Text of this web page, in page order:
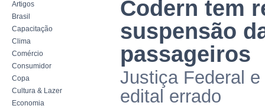
Artigos
Brasil
Capacitação
Clima
Comércio
Consumidor
Copa
Cultura & Lazer
Economia
Codern tem
suspensão
passageiros
Justiça Federal
edital errado